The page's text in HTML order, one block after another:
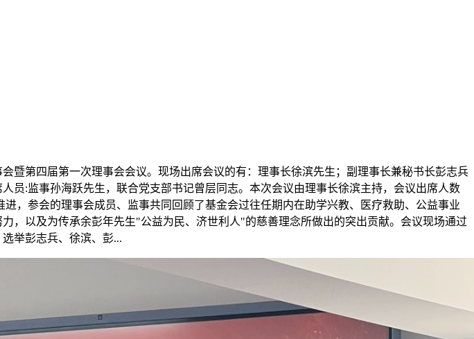
暨第四届第一次理事会会议。现场出席会议的有：理事长徐滨先生；副理事长兼秘书长彭志兵
员:监事孙海跃先生，联合党支部书记曾层同志。本次会议由理事长徐滨主持，会议出席人数
，参会的理事会成员、监事共同回顾了基金会过往任期内在助学兴教、医疗救助、公益事业
，以及为传承余彭年先生"公益为民、济世利人"的慈善理念所做出的突出贡献。会议现场通过
举彭志兵、徐滨、彭...